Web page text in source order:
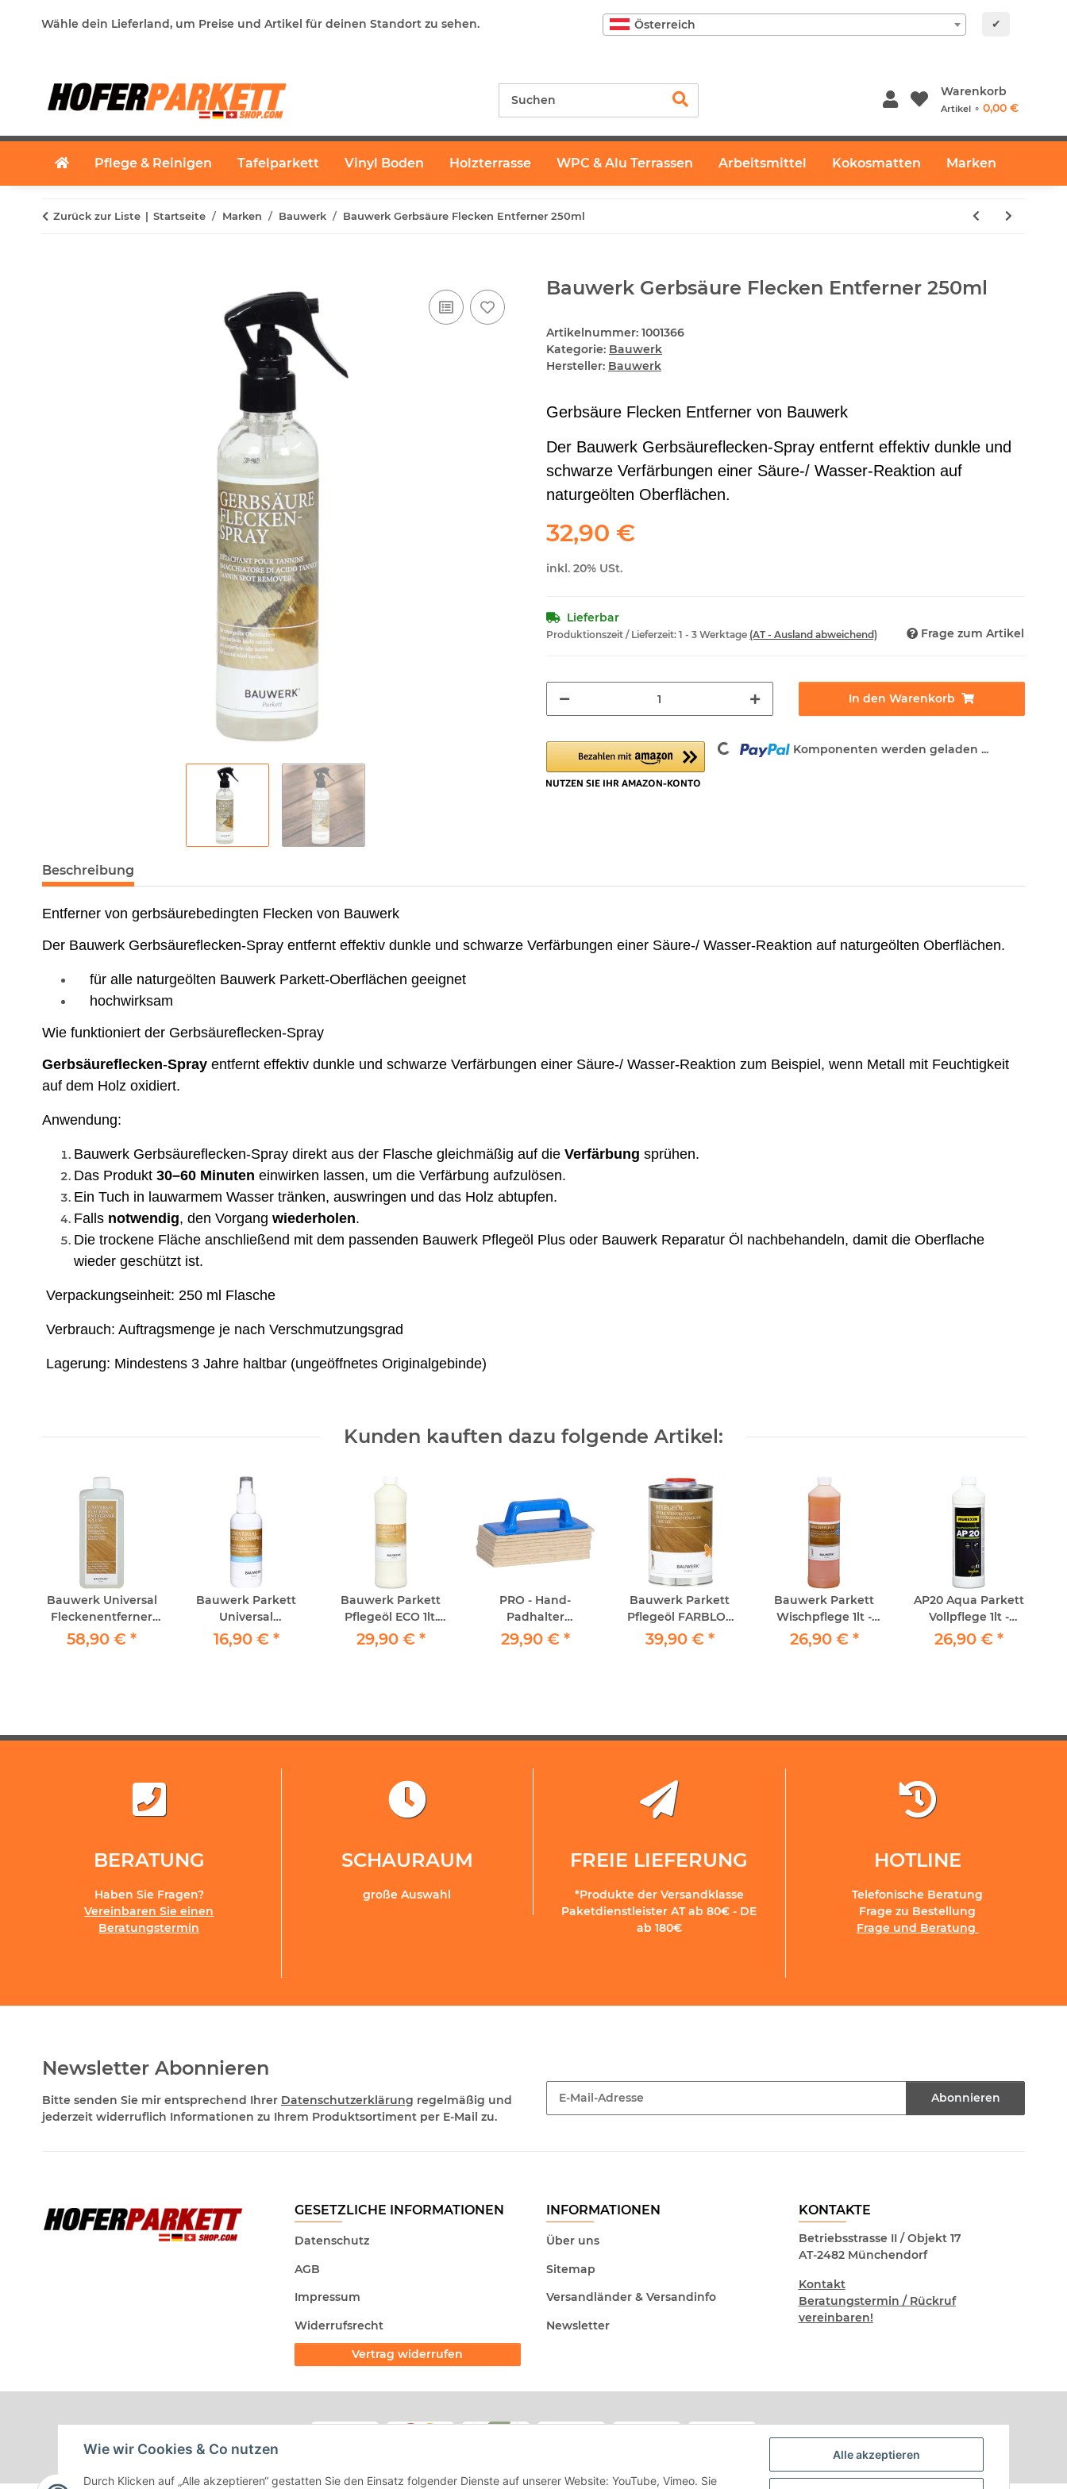
Alle akzeptieren
Wie wir Cookies & Co nutzen
Durch Klicken auf „Alle akzeptieren“ gestatten Sie den Einsatz folgender Dienste auf unserer Website: YouTube, Vimeo. Sie
Wähle dein Lieferland, um Preise und Artikel für deinen Standort zu sehen. Österreich ✔
Warenkorb
Artikel ⚬ 0,00 €
Pflege & Reinigen Tafelparkett Vinyl Boden Holzterrasse WPC & Alu Terrassen Arbeitsmittel Kokosmatten Marken
Zurück zur Liste Startseite Marken Bauwerk Bauwerk Gerbsäure Flecken Entferner 250ml
Bauwerk Gerbsäure Flecken Entferner 250ml
Artikelnummer: 1001366
Kategorie: Bauwerk
Hersteller: Bauwerk
Gerbsäure Flecken Entferner von Bauwerk
Der Bauwerk Gerbsäureflecken-Spray entfernt effektiv dunkle und
schwarze Verfärbungen einer Säure-/ Wasser-Reaktion auf
naturgeölten Oberflächen.
32,90 €
inkl. 20% USt.
Lieferbar
Produktionszeit / Lieferzeit: 1 - 3 Werktage (AT - Ausland abweichend) Frage zum Artikel
In den Warenkorb
Loading... Komponenten werden geladen ...
Beschreibung
Entferner von gerbsäurebedingten Flecken von Bauwerk
Der Bauwerk Gerbsäureflecken-Spray entfernt effektiv dunkle und schwarze Verfärbungen einer Säure-/ Wasser-Reaktion auf naturgeölten Oberflächen.
für alle naturgeölten Bauwerk Parkett-Oberflächen geeignet
hochwirksam
Wie funktioniert der Gerbsäureflecken-Spray
Gerbsäureflecken-Spray entfernt effektiv dunkle und schwarze Verfärbungen einer Säure-/ Wasser-Reaktion zum Beispiel, wenn Metall mit Feuchtigkeit
auf dem Holz oxidiert.
Anwendung:
Bauwerk Gerbsäureflecken-Spray direkt aus der Flasche gleichmäßig auf die Verfärbung sprühen.
Das Produkt 30–60 Minuten einwirken lassen, um die Verfärbung aufzulösen.
Ein Tuch in lauwarmem Wasser tränken, auswringen und das Holz abtupfen.
Falls notwendig, den Vorgang wiederholen.
Die trockene Fläche anschließend mit dem passenden Bauwerk Pflegeöl Plus oder Bauwerk Reparatur Öl nachbehandeln, damit die Oberflache
wieder geschützt ist.
Verpackungseinheit: 250 ml Flasche
Verbrauch: Auftragsmenge je nach Verschmutzungsgrad
Lagerung: Mindestens 3 Jahre haltbar (ungeöffnetes Originalgebinde)
Kunden kauften dazu folgende Artikel:
Bauwerk Universal
Fleckenentferner
PLUS 1lt
58,90 € *
Bauwerk Parkett
Universal
Fleckenspray 150ml
16,90 € *
Bauwerk Parkett
Pflegeöl ECO 1lt.
Lösemittelfrei
29,90 € *
PRO - Hand-
Padhalter
Professional - Set
"Parkett-Nachölen"
29,90 € *
Bauwerk Parkett
Pflegeöl FARBLOS
1Liter
39,90 € *
Bauwerk Parkett
Wischpflege 1lt -
Parkettreiniger
geöltes Parkett
26,90 € *
AP20 Aqua Parkett
Vollpflege 1lt -
Murexin
26,90 € *
BERATUNG
Haben Sie Fragen?
Vereinbaren Sie einen
Beratungstermin
SCHAURAUM
große Auswahl
FREIE LIEFERUNG
*Produkte der Versandklasse
Paketdienstleister AT ab 80€ - DE
ab 180€
HOTLINE
Telefonische Beratung
Frage zu Bestellung
Frage und Beratung
Newsletter Abonnieren
Bitte senden Sie mir entsprechend Ihrer Datenschutzerklärung regelmäßig und
jederzeit widerruflich Informationen zu Ihrem Produktsortiment per E-Mail zu.
Abonnieren
GESETZLICHE INFORMATIONEN
Datenschutz
AGB
Impressum
Widerrufsrecht
Vertrag widerrufen
INFORMATIONEN
Über uns
Sitemap
Versandländer & Versandinfo
Newsletter
KONTAKTE
Betriebsstrasse II / Objekt 17
AT-2482 Münchendorf
Kontakt
Beratungstermin / Rückruf
vereinbaren!